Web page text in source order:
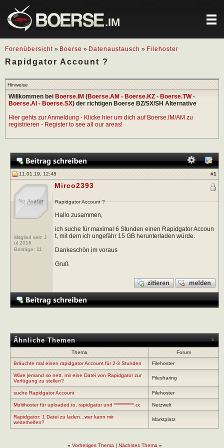
.IM
Forenübersicht » Boerse » Datenaustausch » Filehoster
Rapidgator Account ?
Hinweise
Willkommen bei Boerse.IM (Boerse.AM - Boerse.KZ - Boerse.TW-
Boerse.AI - Boerse.SX) der richtigen Boerse BZ/SX/SH Alternative
Hier gehts zur Anmeldung - Klicke hier um dich auf Boerse.IM/AM zu
registrieren - Register to see all our areas!
11.01.19, 12:48 #1
Mitglied seit: J
ul 2016
Beiträge: 11
Mirco2393
Rapidgator Account ?
Hallo zusammen,
ich suche für maximal 6 Stunden einen Rapidgator Accoun
t, mit dem ich ungefähr 15 GB herunterladen würde.
Dankeschön im voraus
Gruß
Ähnliche Themen
Thema
Forum
Bräuchte mal einen rapidgator Account für 2-3 Stunden
Filehoster
Wäre jemand so nett, mir eine Datei von Rapidgator zur
Verfügung zu stellen?
Filesharing
suche Rapidgator Account Filehoster
Multihoster für uploaded.to, rapidgator und **********.cc Netzwelt
Rapidgator: 1 Datei zu laden...wer kann mir
weiterhelfen?
Marktplatz
« Vorheriges Thema | Nächstes Thema »